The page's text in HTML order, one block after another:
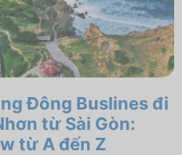
Đông Buslines đi
từ Sài Gòn:
từ A đến Z